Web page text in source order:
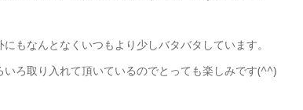
もなんとなくいつもより少しバタバタしています。
ろ取り入れて頂いているのでとっても楽しみです(^^)